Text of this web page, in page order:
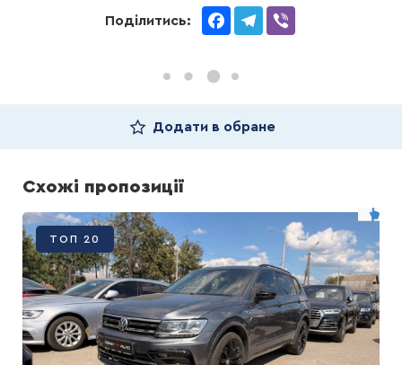
Поділитись: FacebookTelegram
Додати в обране
Схожі пропозиції
ТОП 20